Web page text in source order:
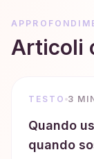
Articoli
TESTO 3
Quando
quando